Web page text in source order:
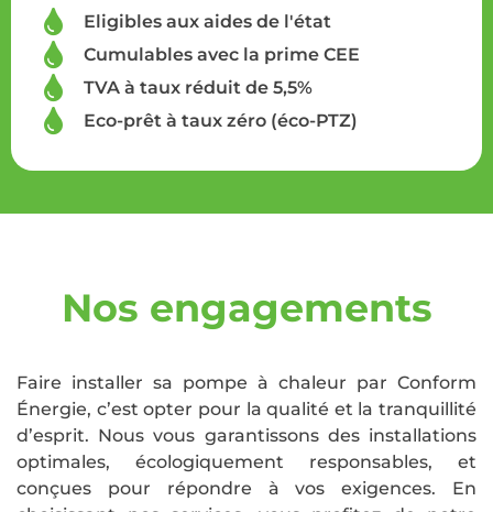
Eligibles aux aides de l'état
Cumulables avec la prime CEE
TVA à taux réduit de 5,5%
Eco-prêt à taux zéro (éco-PTZ)
Nos engagements
Faire installer sa pompe à chaleur par Conform
Énergie, c’est opter pour la qualité et la tranquillité
d’esprit. Nous vous garantissons des installations
optimales, écologiquement responsables, et
conçues pour répondre à vos exigences. En